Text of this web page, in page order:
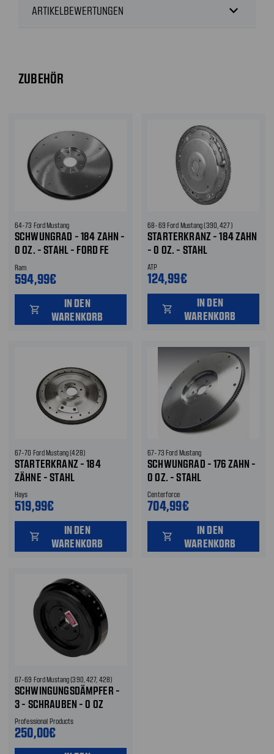
ARTIKELBEWERTUNGEN expand_more
ZUBEHÖR
64-73 Ford Mustang
SCHWUNGRAD - 184 ZAHN -
0 OZ. - STAHL - FORD FE
390 427 & 428
Ram
594,99€
shopping_cart
IN DEN
WARENKORB
68-69 Ford Mustang (390, 427)
STARTERKRANZ - 184 ZAHN
- 0 OZ. - STAHL
ATP
124,99€
shopping_cart
IN DEN
WARENKORB
67-70 Ford Mustang (428)
STARTERKRANZ - 184
ZÄHNE - STAHL
Hays
519,99€
shopping_cart
IN DEN
WARENKORB
67-73 Ford Mustang
SCHWUNGRAD - 176 ZAHN -
0 OZ. - STAHL
Centerforce
704,99€
shopping_cart
IN DEN
WARENKORB
67-69 Ford Mustang (390, 427, 428)
SCHWINGUNGSDÄMPFER -
3 - SCHRAUBEN - 0 OZ
Professional Products
250,00€